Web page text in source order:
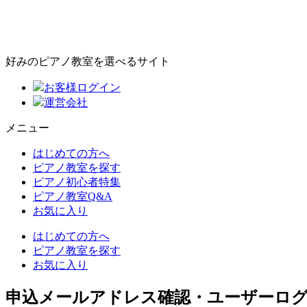
好みのピアノ教室を選べるサイト
お客様ログイン
運営会社
メニュー
はじめての方へ
ピアノ教室を探す
ピアノ初心者特集
ピアノ教室Q&A
お気に入り
はじめての方へ
ピアノ教室を探す
お気に入り
申込メールアドレス確認・ユーザーロ